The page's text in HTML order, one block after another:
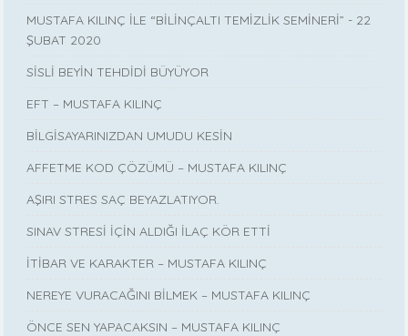
MUSTAFA KILINÇ İLE “BİLİNÇALTI TEMİZLİK SEMİNERİ” - 22
ŞUBAT 2020
SİSLİ BEYİN TEHDİDİ BÜYÜYOR
EFT – MUSTAFA KILINÇ
BİLGİSAYARINIZDAN UMUDU KESİN
AFFETME KOD ÇÖZÜMÜ – MUSTAFA KILINÇ
AŞIRI STRES SAÇ BEYAZLATIYOR.
SINAV STRESİ İÇİN ALDIĞI İLAÇ KÖR ETTİ
İTİBAR VE KARAKTER – MUSTAFA KILINÇ
NEREYE VURACAĞINI BİLMEK – MUSTAFA KILINÇ
ÖNCE SEN YAPACAKSIN – MUSTAFA KILINÇ